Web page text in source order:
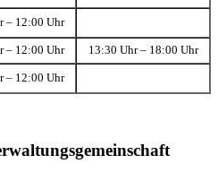
– 12:00 Uhr
– 12:00 Uhr 13:30 Uhr – 18:00 Uhr
– 12:00 Uhr